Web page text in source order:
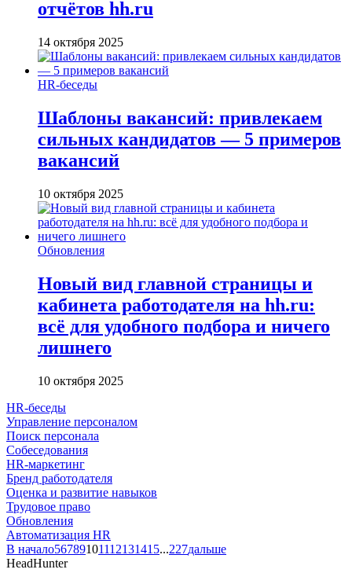
отчётов hh.ru
14 октября 2025
HR-беседы
Шаблоны вакансий: привлекаем
сильных кандидатов — 5 примеров
вакансий
10 октября 2025
Обновления
Новый вид главной страницы и
кабинета работодателя на hh.ru:
всё для удобного подбора и ничего
лишнего
10 октября 2025
HR-беседы
Управление персоналом
Поиск персонала
Собеседования
HR-маркетинг
Бренд работодателя
Оценка и развитие навыков
Трудовое право
Обновления
Автоматизация HR
В начало56789101112131415...227дальше
HeadHunter